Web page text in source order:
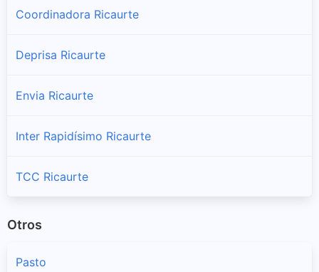
Coordinadora Ricaurte
Deprisa Ricaurte
Envia Ricaurte
Inter Rapidísimo Ricaurte
TCC Ricaurte
Otros
Pasto